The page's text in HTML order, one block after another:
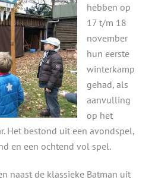
hebben op
17 t/m 18
november
hun eerste
winterkamp
gehad, als
aanvulling
op het
Het bestond uit een avondspel,
en een ochtend vol spel.
naast de klassieke Batman uit